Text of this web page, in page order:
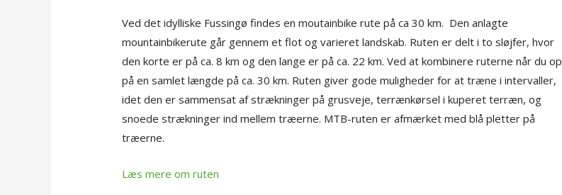
Ved det idylliske Fussingø findes en moutainbike rute på ca 30 km. Den anlagte
mountainbikerute går gennem et flot og varieret landskab. Ruten er delt i to sløjfer, hvor
den korte er på ca. 8 km og den lange er på ca. 22 km. Ved at kombinere ruterne når du op
på en samlet længde på ca. 30 km. Ruten giver gode muligheder for at træne i intervaller,
idet den er sammensat af strækninger på grusveje, terrænkørsel i kuperet terræn, og
snoede strækninger ind mellem træerne. MTB-ruten er afmærket med blå pletter på
træerne.
Læs mere om ruten